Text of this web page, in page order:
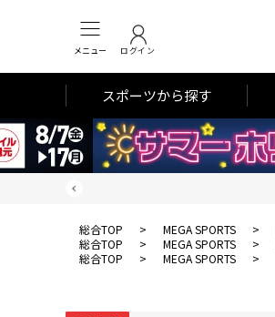
メニュー ログイン
スポーツから探す
総合TOP > MEGA SPORTS >
総合TOP
> MEGA SPORTS >
総合TOP
> MEGA SPORTS >